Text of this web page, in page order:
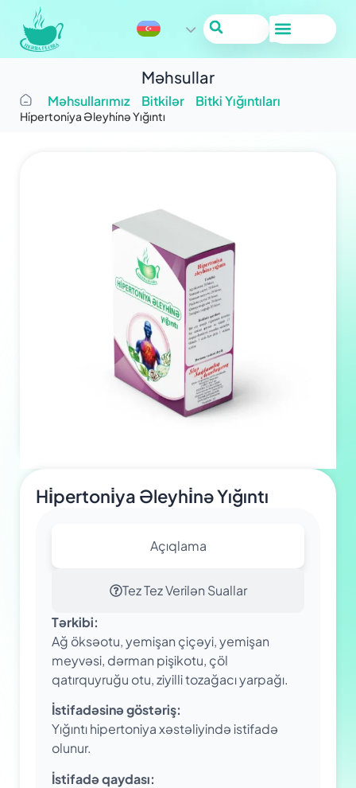
Məhsullarımız Bitkilər Bitki Yığıntıları
Hi̇pertoni̇ya Əleyhi̇nə Yığıntı
Məhsullar
Hi̇pertoni̇ya Əleyhi̇nə Yığıntı
Açıqlama
Tez Tez Verilən Suallar
Tərkibi:
Ağ öksəotu, yemişan çiçəyi, yemişan
meyvəsi, dərman pişikotu, çöl
qatırquyruğu otu, ziyilli tozağacı yarpağı.
İstifadəsinə göstəriş:
Yığıntı hipertoniya xəstəliyində istifadə
olunur.
İstifadə qaydası: